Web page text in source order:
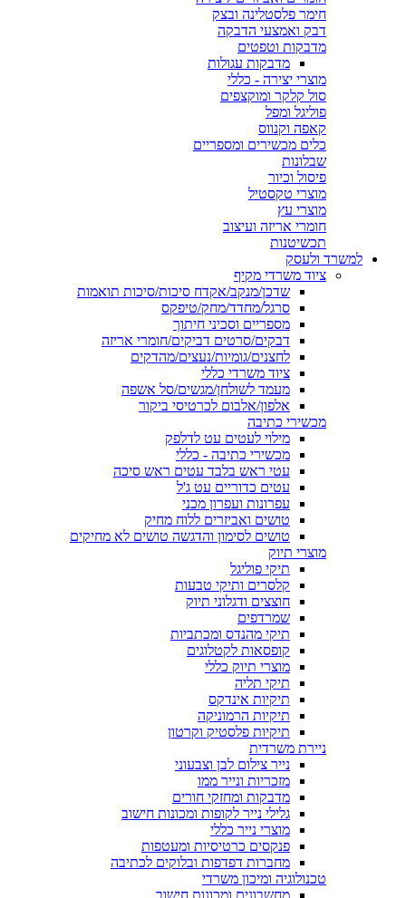
חימר פלסטלינה ובצק
דבק ואמצעי הדבקה
מדבקות וטפטים
מדבקות עגולות
מוצרי יצירה - כללי
סול קלקר ומוקצפים
פוליגל ומפל
קאפה וקנווס
כלים מכשירים ומספריים
שבלונות
פיסול וכיור
מוצרי טקסטיל
מוצרי עץ
חומרי אריזה ועיצוב
תכשיטנות
למשרד ולעסק
ציוד משרדי מקיף
שדכן/מנקב/אקדח סיכות/סיכות תואמות
סרגל/מחדד/מחק/טיפקס
מספריים וסכיני חיתוך
דבקים/סרטים דביקים/חומרי אריזה
לחצנים/גומיות/נעצים/מהדקים
ציוד משרדי כללי
מעמד לשולחן/מגשים/סל אשפה
אלפון/אלבום לכרטיסי ביקור
מכשירי כתיבה
מילוי לעטים עט לדלפק
מכשירי כתיבה - כללי
עטי ראש בלבד עטים ראש סיכה
עטים כדוריים עט ג'ל
עפרונות ועפרון מכני
טושים ואביזרים ללוח מחיק
טושים לסימון והדגשה טושים לא מחיקים
מוצרי תיוק
תיקי פוליגל
קלסרים ותיקי טבעות
חוצצים ודגלוני תיוק
שמרדפים
תיקי מהנדס ומכתביות
קופסאות לקטלוגים
מוצרי תיוק כללי
תיקי תליה
תיקיות אינדקס
תיקיות הרמוניקה
תיקיות פלסטיק וקרטון
ניירת משרדית
נייר צילום לבן וצבעוני
מזכריות ונייר ממו
מדבקות ומחזקי חורים
גלילי נייר לקופות ומכונות חישוב
מוצרי נייר כללי
פנקסים כרטיסיות ומעטפות
מחברות דפדפות ובלוקים לכתיבה
טכנולוגיה ומיכון משרדי
מחשבונים ומכונות חישוב